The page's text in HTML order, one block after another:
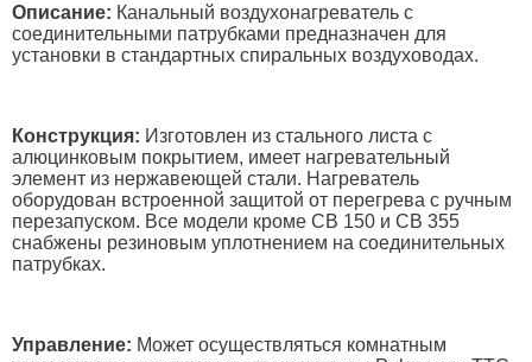
Описание: Канальный воздухонагреватель с
соединительными патрубками предназначен для
установки в стандартных спиральных воздуховодах.
Конструкция: Изготовлен из стального листа с
алюцинковым покрытием, имеет нагревательный
элемент из нержавеющей стали. Нагреватель
оборудован встроенной защитой от перегрева c ручным
перезапуском. Все модели кроме СВ 150 и СВ 355
снабжены резиновым уплотнением на соединительных
патрубках.
Управление: Может осуществляться комнатным